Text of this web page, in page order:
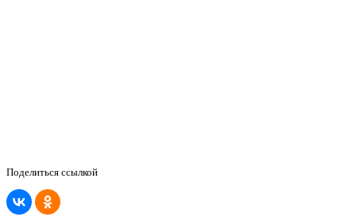
Поделиться ссылкой